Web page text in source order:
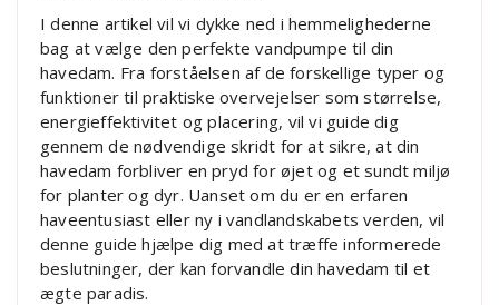
I denne artikel vil vi dykke ned i hemmelighederne
bag at vælge den perfekte vandpumpe til din
havedam. Fra forståelsen af de forskellige typer og
funktioner til praktiske overvejelser som størrelse,
energieffektivitet og placering, vil vi guide dig
gennem de nødvendige skridt for at sikre, at din
havedam forbliver en pryd for øjet og et sundt miljø
for planter og dyr. Uanset om du er en erfaren
haveentusiast eller ny i vandlandskabets verden, vil
denne guide hjælpe dig med at træffe informerede
beslutninger, der kan forvandle din havedam til et
ægte paradis.